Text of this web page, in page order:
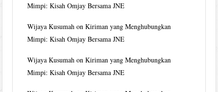
Mimpi: Kisah Omjay Bersama JNE
Wijaya Kusumah onKiriman yang Menghubungkan
Mimpi: Kisah Omjay Bersama JNE
Wijaya Kusumah onKiriman yang Menghubungkan
Mimpi: Kisah Omjay Bersama JNE